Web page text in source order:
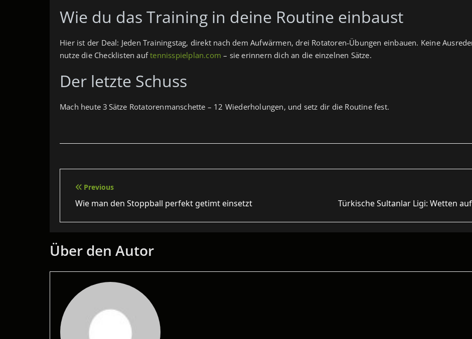
Wie du das Training in deine Routine einbaust
Hier ist der Deal: Jeden Trainingstag, direkt nach dem Aufwärmen, drei Rotatoren‑Übungen einbauen. Keine
nutze die Checklisten auftennisspielplan.com – sie erinnern dich an die einzelnen Sätze.
Der letzte Schuss
Mach heute 3 Sätze Rotatorenmanschette – 12 Wiederholungen, und setz dir die Routine fest.
Beitragsnavigation
Previous
Wie man den Stoppball perfekt getimt einsetzt Türkische Sultanlar Ligi: Wetten
Über den Autor